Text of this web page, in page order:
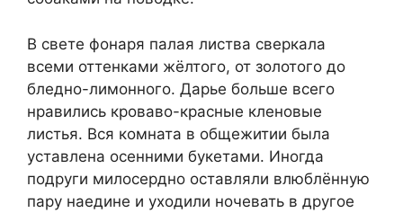
В свете фонаря палая листва сверкала
всеми оттенками жёлтого, от золотого до
бледно-лимонного. Дарье больше всего
нравились кроваво-красные кленовые
листья. Вся комната в общежитии была
уставлена осенними букетами. Иногда
подруги милосердно оставляли влюблённую
пару наедине и уходили ночевать в другое